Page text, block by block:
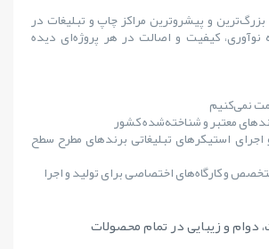
بزرگ‌ترین و پیشروترین مراکز چاپ و تبلیغات در
نوآوری، کیفیت و اصالت در هر پروژه‌ای دیده
نمی‌کنیم
معتبر و شناخته‌شده کشور
استیکرهای تبلیغاتی برندهای مطرح سطح
و کارگاه‌های اختصاصی برای تولید و اجرا
دوام و زیبایی در تمام محصولات